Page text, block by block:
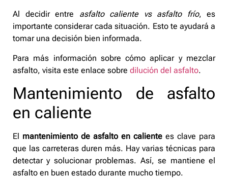
Al decidir entre asfalto caliente vs asfalto frío, es
importante considerar cada situación. Esto te ayudará a
tomar una decisión bien informada.
Para más información sobre cómo aplicar y mezclar
asfalto, visita este enlace sobre dilución del asfalto.
Mantenimiento de asfalto
en caliente
El mantenimiento de asfalto en caliente es clave para
que las carreteras duren más. Hay varias técnicas para
detectar y solucionar problemas. Así, se mantiene el
asfalto en buen estado durante mucho tiempo.